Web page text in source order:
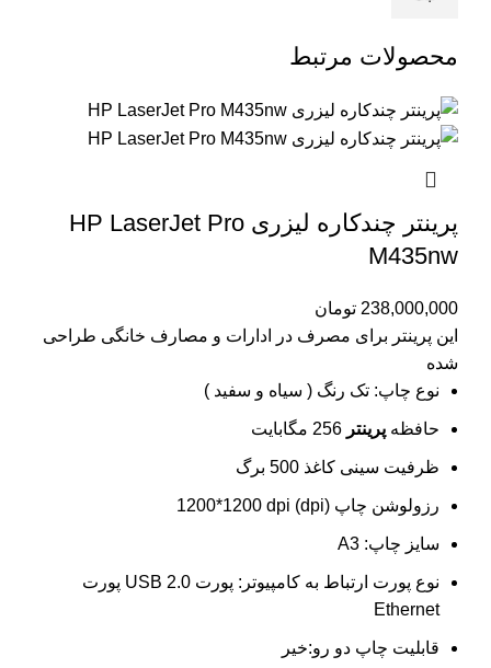
محصولات مرتبط
پرینتر چندکاره لیزری HP LaserJet Pro
M435nw
238,000,000 تومان
این پرینتر برای مصرف در ادارات و مصارف خانگی طراحی
شده
نوع چاپ: تک رنگ ( سیاه و سفید )
حافظه پرینتر
ظرفیت سینی کاغذ 500 برگ
رزولوشن چاپ (dpi) 1200*1200 dpi
سایز چاپ: A3
نوع پورت ارتباط به کامپیوتر: پورت USB 2.0 پورت
Ethernet
قابلیت چاپ دو رو:خیر